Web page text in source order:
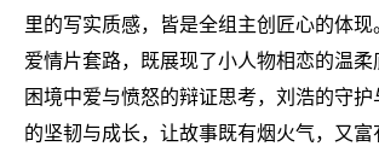
里的写实质感，皆是全组主创匠心的体
爱情片套路，既展现了小人物相恋的温柔
困境中爱与愤怒的辩证思考，刘浩的守
的坚韧与成长，让故事既有烟火气，又富